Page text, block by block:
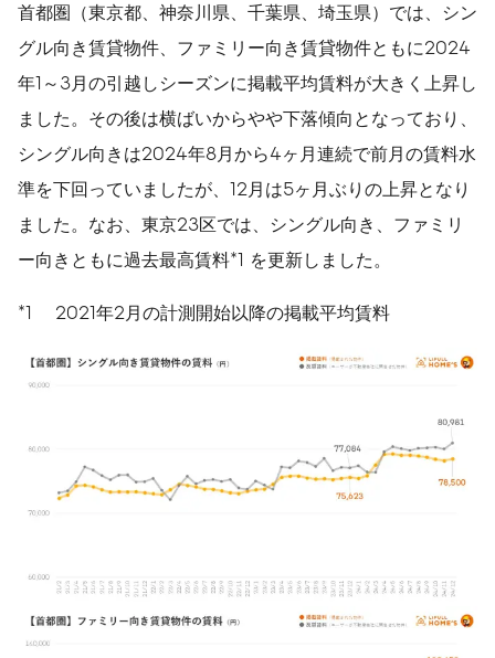
首都圏（東京都、神奈川県、千葉県、埼玉県）では、シン
グル向き賃貸物件、ファミリー向き賃貸物件ともに2024
年1～3月の引越しシーズンに掲載平均賃料が大きく上昇し
ました。その後は横ばいからやや下落傾向となっており、
シングル向きは2024年8月から4ヶ月連続で前月の賃料水
準を下回っていましたが、12月は5ヶ月ぶりの上昇となり
ました。なお、東京23区では、シングル向き、ファミリ
ー向きともに過去最高賃料*1 を更新しました。
*1 2021年2月の計測開始以降の掲載平均賃料